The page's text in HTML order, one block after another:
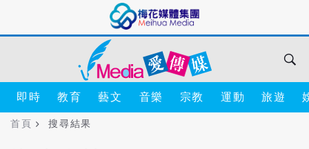
即時 教育 藝文 音樂 宗教 運動 旅遊
首頁 搜尋結果